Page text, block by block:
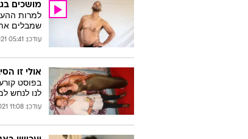
מושכים
למרות
שמבלים
עודכן: 05:41 20/05/2021
אולי זו
בפוסט
לנו לנחש
עודכן: 11:08 19/05/2021